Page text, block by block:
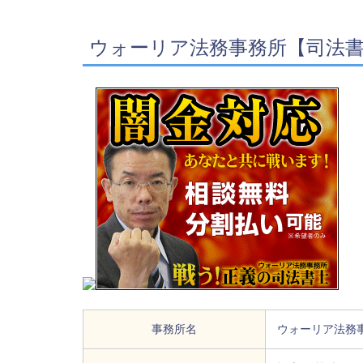
ウォーリア法務事務所【司法書
事務所名 ウォーリア法務